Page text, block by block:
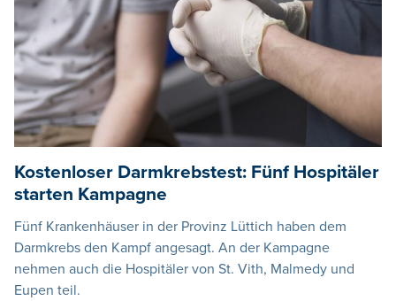
Kostenloser Darmkrebstest: Fünf Hospitäler
starten Kampagne
Fünf Krankenhäuser in der Provinz Lüttich haben dem
Darmkrebs den Kampf angesagt. An der Kampagne
nehmen auch die Hospitäler von St. Vith, Malmedy und
Eupen teil.